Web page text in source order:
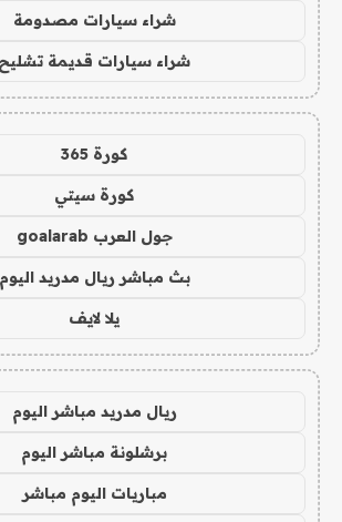
شراء سيارات مصدومة
شراء سيارات قديمة تشليح
كورة 365
كورة سيتي
جول العرب goalarab
بث مباشر ريال مدريد اليوم
يلا لايف
ريال مدريد مباشر اليوم
برشلونة مباشر اليوم
مباريات اليوم مباشر